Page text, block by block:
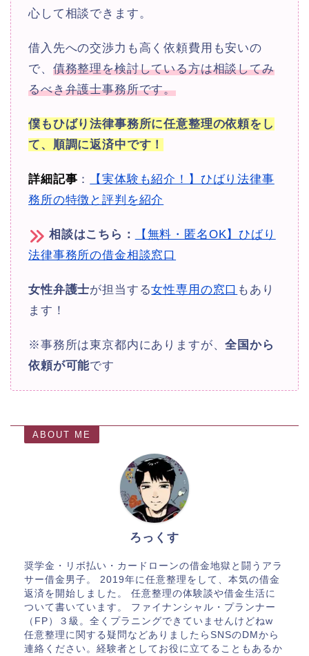
心して相談できます。
借入先への交渉力も高く依頼費用も安いの
で、 債務整理を検討している方は相談してみ
るべき弁護士事務所です。
僕もひばり法律事務所に任意整理の依頼をし
て、順調に返済中です！
詳細記事 ：
【実体験も紹介！】ひばり法律事
務所の特徴と評判を紹介
相談はこちら：
【無料・匿名OK】ひばり
法律事務所の借金相談窓口
女性弁護士が担当する女性専用の窓口 もあり
ます！
※事務所は東京都内にありますが、全国から
依頼が可能です
ABOUT ME
ろっくす
奨学金・リボ払い・カードローンの借金地獄と闘うアラ
サー借金男子。 2019年に任意整理をして、本気の借金
返済を開始しました。 任意整理の体験談や借金生活に
ついて書いています。 ファイナンシャル・プランナー
（FP）３級。全くプラニングできていませんけどねw
任意整理に関する疑問などありましたらSNSのDMから
連絡ください。経験者としてお役に立てることもあるか